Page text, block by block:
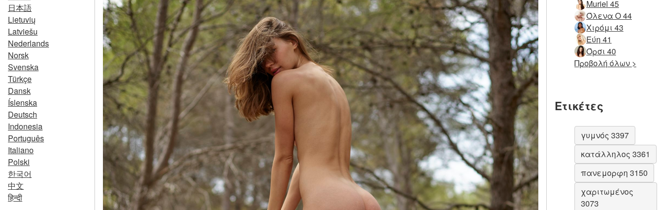
日本語
Lietuvių
Latviešu
Nederlands
Norsk
Svenska
Türkçe
Dansk
Íslenska
Deutsch
Indonesia
Português
Italiano
Polski
한국어
中文
हिन्दी
Muriel 45
Όλενα Ο 44
Χιρόμι 43
Εύη 41
Όρσι 40
Προβολή όλων >
Ετικέτες
γυμνός 3397
κατάλληλος 3361
πανεμορφη 3150
χαριτωμένος
3073